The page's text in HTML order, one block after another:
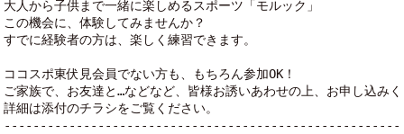
大人から子供まで一緒に楽しめるスポーツ「モルック」
この機会に、体験してみませんか？
すでに経験者の方は、楽しく練習できます。
ココスポ東伏見会員でない方も、もちろん参加OK！
ご家族で、お友達と…などなど、皆様お誘いあわせの上、お申し込み
詳細は添付のチラシをご覧ください。